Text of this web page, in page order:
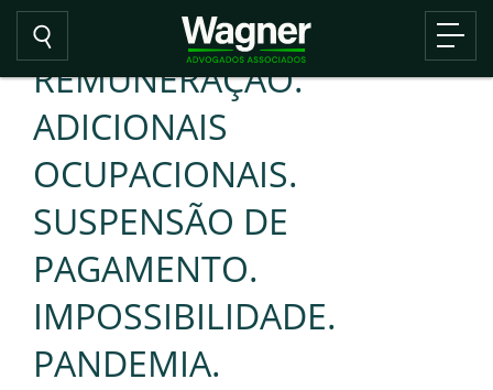
REMUNERAÇÃO.
ADICIONAIS
OCUPACIONAIS.
SUSPENSÃO DE
PAGAMENTO.
IMPOSSIBILIDADE.
PANDEMIA.